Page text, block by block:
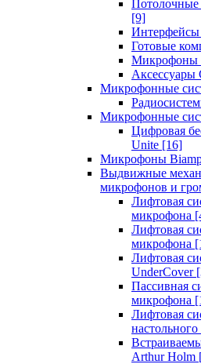
[9]
Готовые
Микрофоны
Аксессуары
Микрофонные
Микрофонные
Цифровая
Unite [16]
Микрофоны
Выдвижные
микрофонов и
Лифтовая
микрофона
Лифтовая
микрофона
Лифтовая
UnderCover
Пассивная
микрофона
Лифтовая
Arthur Holm